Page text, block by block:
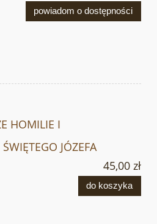
powiadom o dostępności
HOMILIE I
JÓZEFA
45,00 zł
do koszyka